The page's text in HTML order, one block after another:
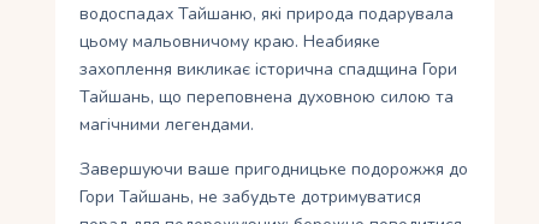
водоспадах Тайшаню, які природа подарувала
цьому мальовничому краю. Неабияке
захоплення викликає історична спадщина Гори
Тайшань, що переповнена духовною силою та
магічними легендами.
Завершуючи ваше пригодницьке подорожжя до
Гори Тайшань, не забудьте дотримуватися